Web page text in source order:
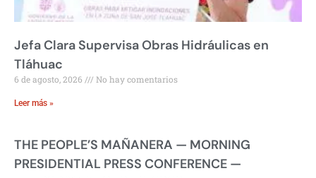
Jefa Clara Supervisa Obras Hidráulicas en
Tláhuac
6 de agosto, 2026 No hay comentarios
Leer más »
THE PEOPLE’S MAÑANERA — MORNING
PRESIDENTIAL PRESS CONFERENCE —